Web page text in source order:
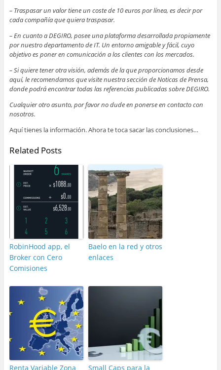
– Traspasar un valor tiene un coste de 10 euros por línea, es decir por
cada compañía que quiera traspasar.
– En cuanto a DEGIRO, posee una plataforma desarrollada propiamente
por nuestro departamento de IT. Un entorno amigable y fácil, cuyo
objetivo es poner en comunicación a los clientes con los mercados.
– Si quiere tener otra visión, además de la que proporcionamos desde
aquí, le recomendamos que visite nuestra sección de Noticas de Prensa,
donde podrá encontrar todas las referencias publicadas sobre DEGIRO.
Cualquier otro asunto, por favor no dude en ponerse en contacto con
nosotros.
Aquí tienes la información. Ahora te toca sacar las conclusiones…
Related Posts
RobinHood app, el
Broker con Cero
Comisiones
Baelo en la red y otros
enlaces
Renta Variable Zona
Small Caps para la